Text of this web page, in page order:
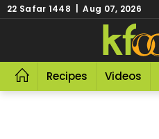
22 Safar 1448 | Aug 07, 2026
Recipes Videos